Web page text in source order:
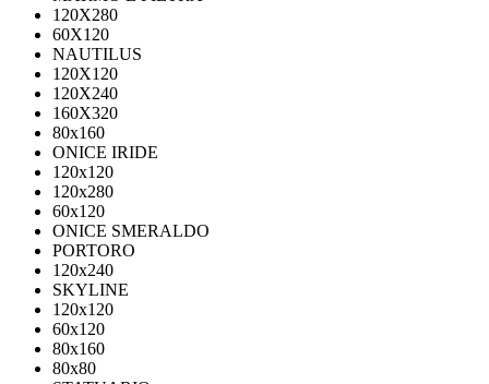
120X280
60X120
NAUTILUS
120X120
120X240
160X320
80х160
ONICE IRIDE
120x120
120x280
60x120
ONICE SMERALDO
PORTORO
120x240
SKYLINE
120x120
60x120
80x160
80x80